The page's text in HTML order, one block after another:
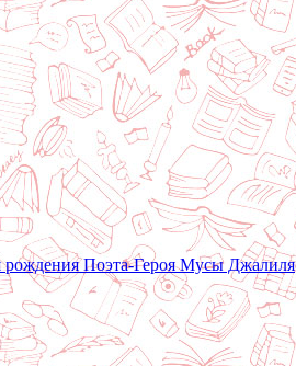
рождения Поэта-Героя Мусы Джалиля